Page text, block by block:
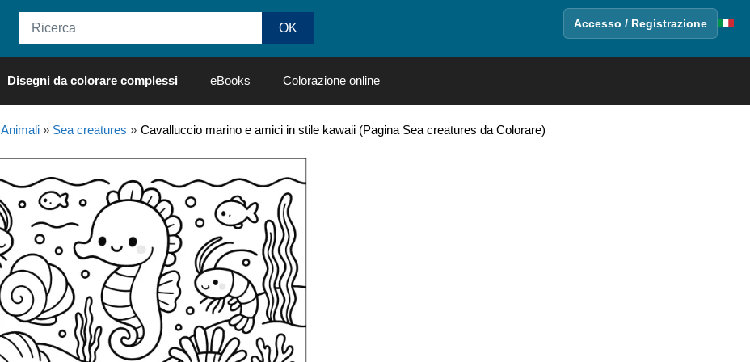
Accesso / Registrazione
Disegni da colorare complessi eBooks Colorazione online
Animali» Sea creatures » Cavalluccio marino e amici in stile kawaii (Pagina Sea creatures da Colorare)